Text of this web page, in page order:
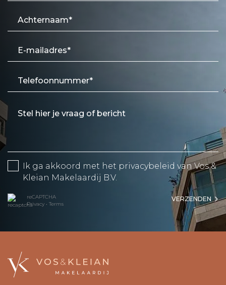
Ik ga akkoord met het privacybeleid van Vos &
Kleian Makelaardij B.V.
reCAPTCHA
Privacy • Terms
VERZENDEN